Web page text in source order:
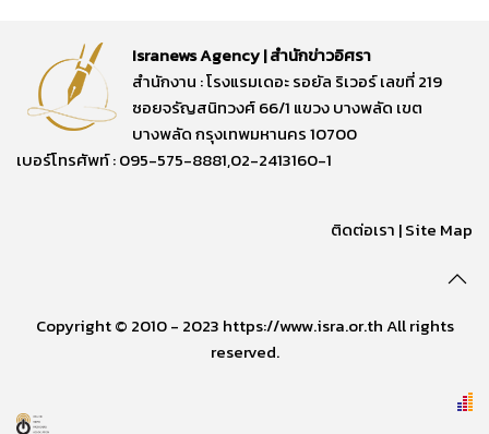
Isranews Agency | สำนักข่าวอิศรา
สำนักงาน : โรงแรมเดอะ รอยัล ริเวอร์ เลขที่ 219
ซอยจรัญสนิทวงศ์ 66/1 แขวง บางพลัด เขต
บางพลัด กรุงเทพมหานคร 10700
เบอร์โทรศัพท์ : 095-575-8881,02-2413160-1
ติดต่อเรา |Site Map
Copyright © 2010 - 2023 https://www.isra.or.th All rights
reserved.